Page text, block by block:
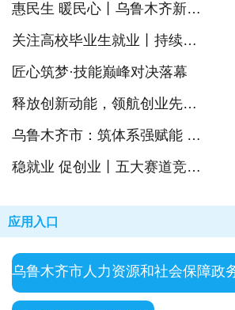
惠民生 暖民心丨乌鲁木齐新增两个就业驿站， “家门口”就业服务网络再添新阵地
关注高校毕业生就业丨持续至11月底！乌鲁木齐启动2026年高校毕业生职业体验周活动
匠心筑梦·技能巅峰对决落幕
释放创新动能，领航创业先锋“创赢未来”2026年乌鲁木齐市优秀创业项目评选活动圆满落幕
乌鲁木齐市：筑体系强赋能 聚英才向未来
稳就业 促创业丨五大赛道竞逐 见证乌鲁木齐创业新力量
应用入口
乌鲁木齐市人力资源和社会保障政